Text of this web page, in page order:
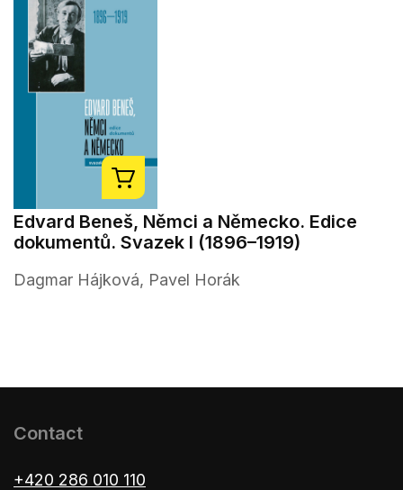
Edvard Beneš, Němci a Německo. Edice
dokumentů. Svazek I (1896–1919)
Dagmar Hájková, Pavel Horák
Contact
+420 286 010 110